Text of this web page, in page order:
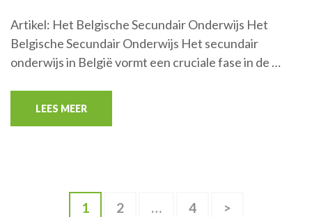
Artikel: Het Belgische Secundair Onderwijs Het
Belgische Secundair Onderwijs Het secundair
onderwijs in België vormt een cruciale fase in de …
LEES MEER
BerichtenPagina
1 Pagina
2 … Pagina
4 >